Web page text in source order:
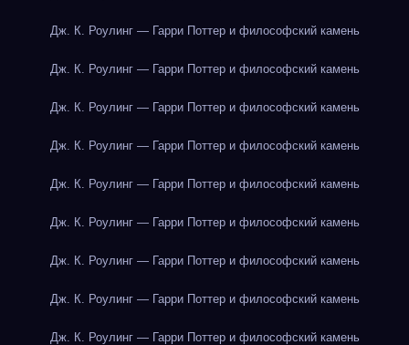
Дж. К. Роулинг — Гарри Поттер и философский камень
Дж. К. Роулинг — Гарри Поттер и философский камень
Дж. К. Роулинг — Гарри Поттер и философский камень
Дж. К. Роулинг — Гарри Поттер и философский камень
Дж. К. Роулинг — Гарри Поттер и философский камень
Дж. К. Роулинг — Гарри Поттер и философский камень
Дж. К. Роулинг — Гарри Поттер и философский камень
Дж. К. Роулинг — Гарри Поттер и философский камень
Дж. К. Роулинг — Гарри Поттер и философский камень